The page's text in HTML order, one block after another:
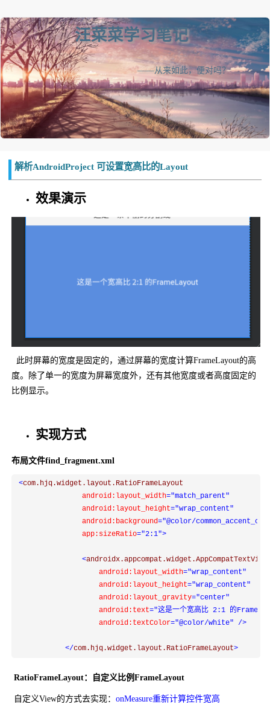
汪菜菜学习笔记
——从来如此，便对吗？
解析AndroidProject 可设置宽高比的Layout
效果演示
此时屏幕的宽度是固定的，通过屏幕的宽度计算FrameLayout的高
度。除了单一的宽度为屏幕宽度外，还有其他宽度或者高度固定的
比例显示。
实现方式
布局文件find_fragment.xml
<com.hjq.widget.layout.RatioFrameLayout
android:layout_width="match_parent"
                android:layout_height
="wrap_content"
                android:background
="@color/
                app:sizeRatio
="2:1">
<androidx.appcompat.widget.AppCompatTextView
android:layout_width="wrap_content"
                    android:layout_height
="wrap_content"
                    android:layout_gravity
="center"
                    android:text
="这是一个宽高比 2:1 的
                    android:textColor
="@color/white" />
</com.hjq.widget.layout.RatioFrameLayout>
RatioFrameLayout：自定义比例FrameLayout
自定义View的方式去实现： onMeasure重新计算控件宽高